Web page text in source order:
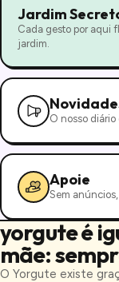
Jardim
Cada gesto por aqui
jardim.
O nosso diário
Apoie
Sem
yorgute é
mãe:
O Yorgute existe